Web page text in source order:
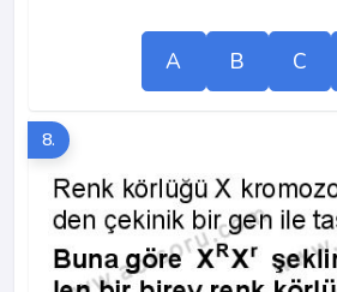
A B C
8.